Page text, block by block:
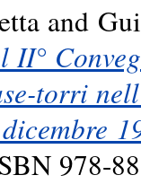
and
torri
978-